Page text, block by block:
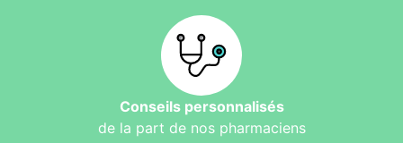
Conseils personnalisés
de la part de nos pharmaciens